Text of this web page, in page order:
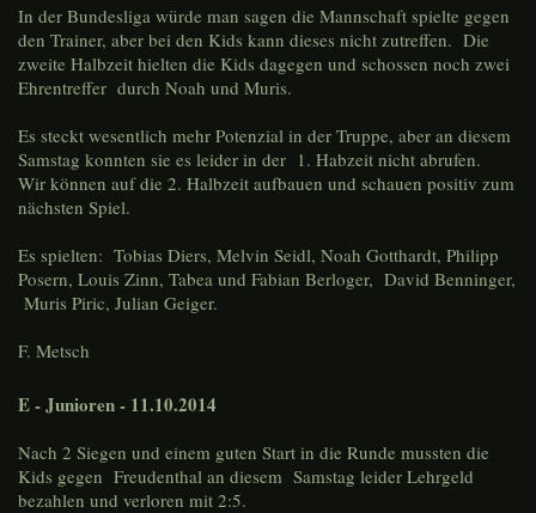
In der Bundesliga würde man sagen die Mannschaft spielte gegen
den Trainer, aber bei den Kids kann dieses nicht zutreffen. Die
zweite Halbzeit hielten die Kids dagegen und schossen noch zwei
Ehrentreffer durch Noah und Muris.
Es steckt wesentlich mehr Potenzial in der Truppe, aber an diesem
Samstag konnten sie es leider in der 1. Habzeit nicht abrufen.
Wir können auf die 2. Halbzeit aufbauen und schauen positiv zum
nächsten Spiel.
Es spielten: Tobias Diers, Melvin Seidl, Noah Gotthardt, Philipp
Posern, Louis Zinn, Tabea und Fabian Berloger, David Benninger,
Muris Piric, Julian Geiger.
F. Metsch
E - Junioren - 11.10.2014
Nach 2 Siegen und einem guten Start in die Runde mussten die
Kids gegen Freudenthal an diesem Samstag leider Lehrgeld
bezahlen und verloren mit 2:5.